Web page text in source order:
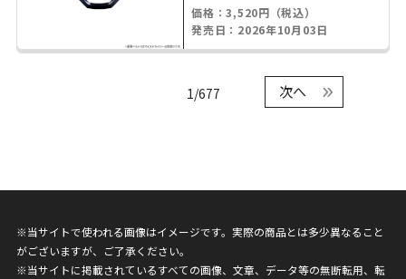
価格：3,520円（税込）
発売日：2026年10月03日
1/677 次へ
※当サイトで使われる画像はイメージです。実際の商品とは多少異なること
がございますが、ご了承ください。
※当サイトに掲載されているすべての画像、文章、データ等の無断転用、転